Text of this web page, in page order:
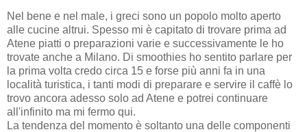
Nel bene e nel male, i greci sono un popolo molto aperto
alle cucine altrui. Spesso mi è capitato di trovare prima ad
Atene piatti o preparazioni varie e successivamente le ho
trovate anche a Milano. Di smoothies ho sentito parlare per
la prima volta credo circa 15 e forse più anni fa in una
località turistica, i tanti modi di preparare e servire il caffè lo
trovo ancora adesso solo ad Atene e potrei continuare
all'infinito ma mi fermo qui.
La tendenza del momento è soltanto una delle componenti